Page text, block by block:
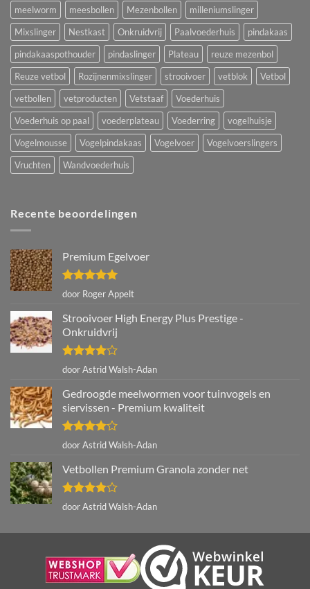
meelworm
meesbollen Mezenbollen
milleniumslinger
Mixslinger
Nestkast Onkruidvrij Paalvoederhuis
pindakaas
pindakaaspothouder
pindaslinger Plateau
reuze mezenbol
Reuze vetbol
Rozijnenmixslinger strooivoer vetblok
Vetbol
vetbollen
vetproducten Vetstaaf
Voederhuis
Voederhuis op paal
voederplateau Voederring
vogelhuisje
Vogelmousse
Vogelpindakaas Vogelvoer
Vogelvoerslingers
Vruchten
Wandvoederhuis
Recente beoordelingen
Premium Egelvoer
Gewaardeerd
uit 5
door Roger Appelt
Strooivoer High Energy Plus Prestige -
Onkruidvrij
Gewaardeerd
door Astrid Walsh-Adan
Gedroogde meelwormen voor tuinvogels en
siervissen - Premium kwaliteit
Gewaardeerd
door Astrid Walsh-Adan
Vetbollen Premium Granola zonder net
Gewaardeerd
door Astrid Walsh-Adan